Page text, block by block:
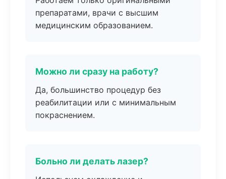
препаратами, врачи с высшим
медицинским образованием.
Можно ли сразу на работу?
Да, большинство процедур без
реабилитации или с минимальным
покраснением.
Больно ли делать лазер?